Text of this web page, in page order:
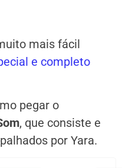
mais fácil
e completo
pegar o
, que consiste e
por Yara.